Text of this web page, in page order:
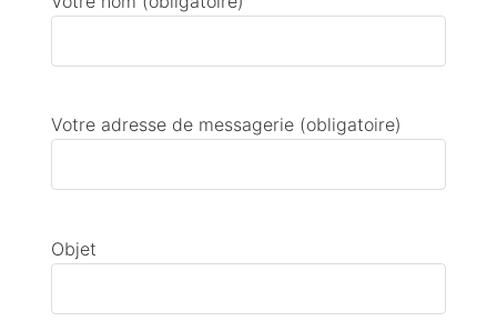
Votre adresse de messagerie (obligatoire)
Objet